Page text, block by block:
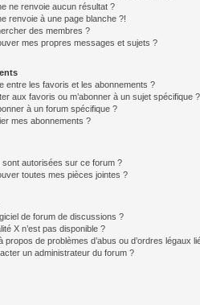
ne renvoie aucun résultat ?
renvoie à une page blanche ?!
des membres ?
mes propres messages et sujets ?
entre les favoris et les abonnements ?
aux favoris ou m’abonner à un sujet spécifique ?
à un forum spécifique ?
mes abonnements ?
sont autorisées sur ce forum ?
toutes mes pièces jointes ?
de forum de discussions ?
X n’est pas disponible ?
propos de problèmes d’abus ou d’ordres légaux
un administrateur du forum ?